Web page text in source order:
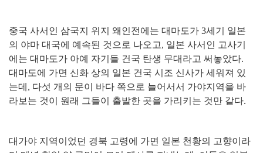
중국 사서인 삼국지 위지 왜인전에는 대마도가 3세기 일본
의 야마 대국에 예속된 것으로 나오고, 일본 사서인 고사기
에는 대마도가 아예 자기들 건국 탄생 무대라고 써놓았다.
대마도에 가면 신화 상의 일본 건국 시조 신사가 세워져 있
는데 , 다섯 개의 문이 바다 쪽으로 늘어서서 가야지역을 바
라보는 것이 원래 그들이 출발한 곳을 가리키는 것만 같다.
대가야 지역이었던 경북 고령에 가면 일본 천황의 고향이라